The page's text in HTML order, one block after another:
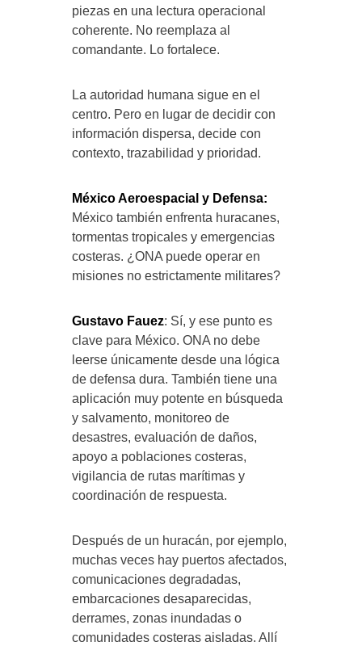
piezas en una lectura operacional
coherente. No reemplaza al
comandante. Lo fortalece.
La autoridad humana sigue en el
centro. Pero en lugar de decidir con
información dispersa, decide con
contexto, trazabilidad y prioridad.
México Aeroespacial y Defensa:
México también enfrenta huracanes,
tormentas tropicales y emergencias
costeras. ¿ONA puede operar en
misiones no estrictamente militares?
Gustavo Fauez: Sí, y ese punto es
clave para México. ONA no debe
leerse únicamente desde una lógica
de defensa dura. También tiene una
aplicación muy potente en búsqueda
y salvamento, monitoreo de
desastres, evaluación de daños,
apoyo a poblaciones costeras,
vigilancia de rutas marítimas y
coordinación de respuesta.
Después de un huracán, por ejemplo,
muchas veces hay puertos afectados,
comunicaciones degradadas,
embarcaciones desaparecidas,
derrames, zonas inundadas o
comunidades costeras aisladas. Allí